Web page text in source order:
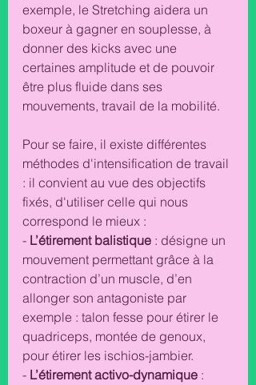
exemple, le Stretching aidera un
boxeur à gagner en souplesse, à
donner des kicks avec une
certaines amplitude et de pouvoir
être plus fluide dans ses
mouvements, travail de la mobilité.
Pour se faire, il existe différentes
méthodes d'intensification de travail
: il convient au vue des objectifs
fixés, d'utiliser celle qui nous
correspond le mieux :
- L’étirement balistique : désigne un
mouvement permettant grâce à la
contraction d’un muscle, d’en
allonger son antagoniste par
exemple : talon fesse pour étirer le
quadriceps, montée de genoux,
pour étirer les ischios-jambier.
- L’étirement activo-dynamique :